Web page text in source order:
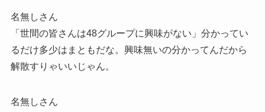
名無しさん
「世間の皆さんは48グループに興味がない」分かってい
るだけ多少はまともだな。興味無いの分かってんだから
解散すりゃいいじゃん。
名無しさん